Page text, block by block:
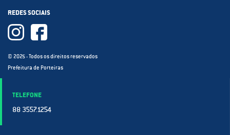
REDES SOCIAIS
© 2025 - Todos os direitos reservados
Prefeitura de Porteiras
TELEFONE
88 3557.1254